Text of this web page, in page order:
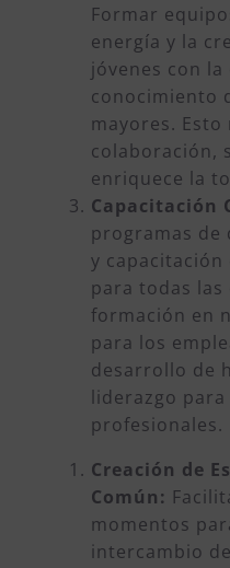
Formar
energía y la
jóvenes con
conocimiento
mayores.
colaboración,
enriquece la
Capacitación
programas
y capacitación
para todas las
formación en
para los
desarrollo de
liderazgo para
profesionales.
Creación de
Común:
momentos
intercambio